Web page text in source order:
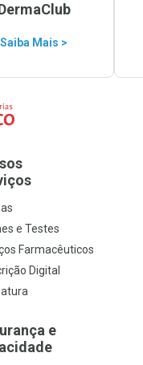
Saiba Mais >
e Testes
Farmacêuticos
Digital
e